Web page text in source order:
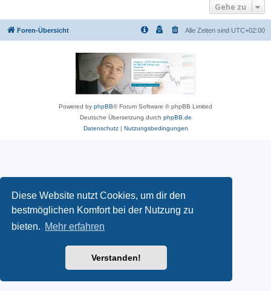
Diese Website nutzt Cookies, um dir den
bestmöglichen Komfort bei der Nutzung zu
bieten. Mehr erfahren
Verstanden!
Gehe zu
Foren-Übersicht Alle Zeiten sind UTC+02:00
Powered by phpBB® Forum Software © phpBB Limited
Deutsche Übersetzung durch phpBB.de
Datenschutz| Nutzungsbedingungen